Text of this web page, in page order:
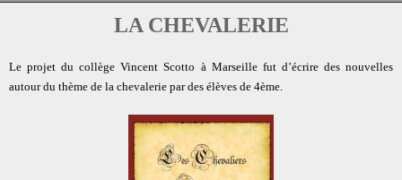
LA CHEVALERIE
Le projet du collège Vincent Scotto à Marseille fut d’écrire des nouvelles
autour du thème de la chevalerie par des élèves de 4ème.